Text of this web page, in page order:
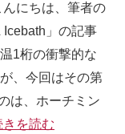
にちは、筆者の
」の記事
1桁の衝撃的な
、今回はその第
は、ホーチミン
きを読む